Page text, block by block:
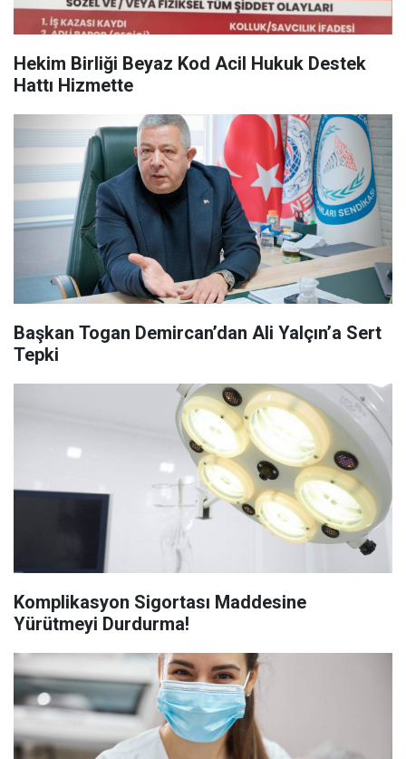
Hekim Birliği Beyaz Kod Acil Hukuk Destek
Hattı Hizmette
Başkan Togan Demircan’dan Ali Yalçın’a Sert
Tepki
Komplikasyon Sigortası Maddesine
Yürütmeyi Durdurma!